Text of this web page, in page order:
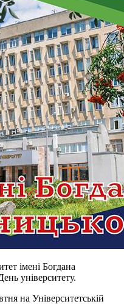
імені Богдана
університету.
на Університетській